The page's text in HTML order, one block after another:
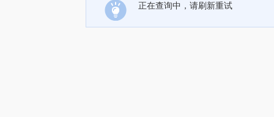
正在查询中，请刷新重试